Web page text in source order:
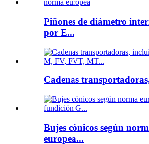
Piñones de diámetro
por E...
Cadenas
Bujes cónicos según
europea...